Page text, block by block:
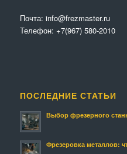
Почта: info@frezmaster.ru
Телефон: +7(967) 580-2010
ПОСЛЕДНИЕ СТАТЬИ
Выбор фрезерного
Фрезеровка металлов: